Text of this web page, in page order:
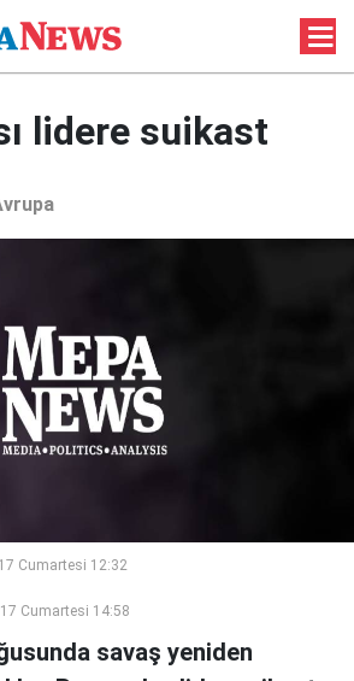
lidere suikast
Cumartesi 12:32
Cumartesi 14:58
savaş yeniden